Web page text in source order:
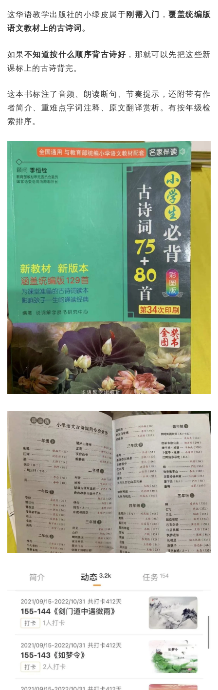
这华语教学出版社的小绿皮属于 刚需入门 ，覆盖统编版
语文教材上的古诗词。
如果不知道按什么顺序背古诗好 ，那就可以先把这些新
课标上的古诗背完。
这本书标注了音频、朗读断句、节奏提示，还附带有作
者简介、重难点字词注释、原文翻译赏析。有按年级检
索排序。